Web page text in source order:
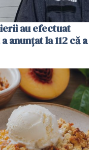
au efectuat
anunțat la 112 că a